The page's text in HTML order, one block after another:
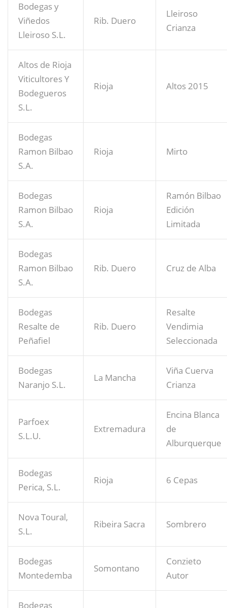
Bodegas y
Viñedos
Lleiroso S.L.
Rib. Duero
Lleiroso
Crianza
Altos de Rioja
Viticultores Y
Bodegueros
S.L.
Rioja Altos 2015
Bodegas
Ramon Bilbao
S.A.
Rioja Mirto
Bodegas
Ramon Bilbao
S.A.
Rioja
Ramón Bilbao
Edición
Limitada
Bodegas
Ramon Bilbao
S.A.
Rib. Duero Cruz de Alba
Bodegas
Resalte de
Peñafiel
Rib. Duero
Resalte
Vendimia
Seleccionada
Bodegas
Naranjo S.L.
La Mancha
Viña Cuerva
Crianza
Parfoex
S.L.U.
Extremadura
Encina Blanca
de
Alburquerque
Bodegas
Perica, S.L.
Rioja 6 Cepas
Nova Toural,
S.L.
Ribeira Sacra Sombrero
Bodegas
Montedemba
Somontano
Conzieto
Autor
Bodegas